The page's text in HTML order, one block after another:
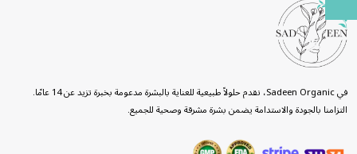
في Sadeen Organic، نقدم حلولاً طبيعية للعناية بالبشرة مدعومة بخبرة تزيد عن 14 عامًا.
التزامنا بالجودة والاستدامة يضمن بشرة مشرقة وصحية للجميع.